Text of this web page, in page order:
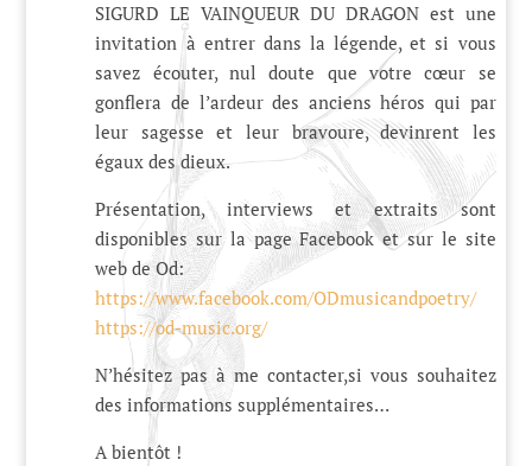
SIGURD LE VAINQUEUR DU DRAGON est une
invitation à entrer dans la légende, et si vous
savez écouter, nul doute que votre cœur se
gonflera de l’ardeur des anciens héros qui par
leur sagesse et leur bravoure, devinrent les
égaux des dieux.
Présentation, interviews et extraits sont
disponibles sur la page Facebook et sur le site
web de Od:
https://www.facebook.com/ODmusicandpoetry/
https://od-music.org/
N’hésitez pas à me contacter,si vous souhaitez
des informations supplémentaires…
A bientôt !